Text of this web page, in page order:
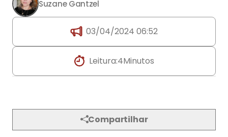
Compartilhar